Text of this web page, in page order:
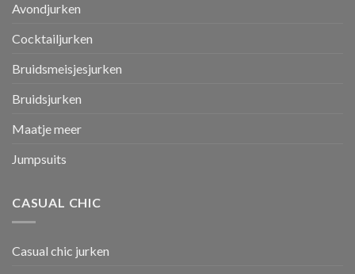
Avondjurken
Cocktailjurken
Bruidsmeisjesjurken
Bruidsjurken
Maatje meer
Jumpsuits
CASUAL CHIC
Casual chic jurken